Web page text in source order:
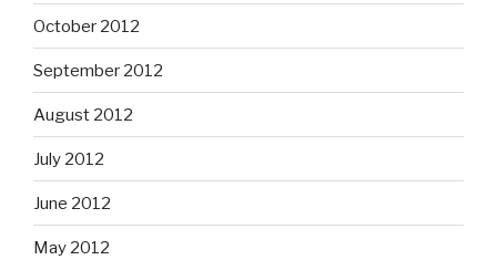
October 2012
September 2012
August 2012
July 2012
June 2012
May 2012